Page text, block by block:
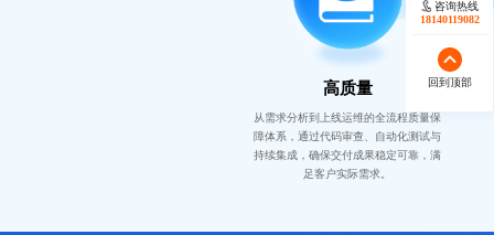
高质量
从需求分析到上线运维的全流程质量保
障体系，通过代码审查、自动化测试与
持续集成，确保交付成果稳定可靠，满
足客户实际需求。
咨询热线
18140119082
回到顶部